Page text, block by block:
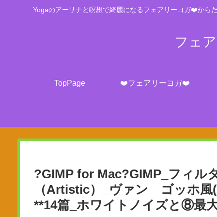
Yogaのアーサナと瞑想で綺麗になるフェアリーヨガ❤️から
フェ
TopPage ❤️フェアリーヨガ❤️
?GIMP for Mac?GIMP_フィル
（Artistic）_ヴァン ゴッホ風
**14篇_ホワイトノイズと⑧最